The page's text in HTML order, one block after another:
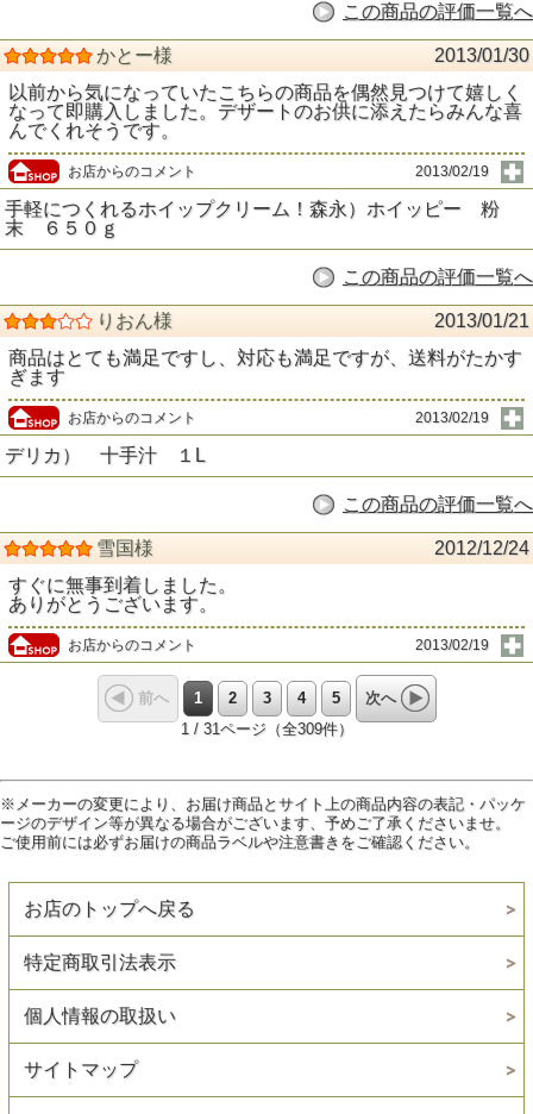
この商品の評価一覧へ
かとー様
2013/01/30
以前から気になっていたこちらの商品を偶然見つけて嬉しく
なって即購入しました。デザートのお供に添えたらみんな喜
んでくれそうです。
お店からのコメント 2013/02/19
手軽につくれるホイップクリーム！森永）ホイッピー 粉
末 ６５０ｇ
この商品の評価一覧へ
りおん様
2013/01/21
商品はとても満足ですし、対応も満足ですが、送料がたかす
ぎます
お店からのコメント 2013/02/19
デリカ） 十手汁 １L
この商品の評価一覧へ
雪国様
2012/12/24
すぐに無事到着しました。
ありがとうございます。
お店からのコメント 2013/02/19
前へ 1 2 3 4 5
次へ
1 / 31ページ（全309件）
※メーカーの変更により、お届け商品とサイト上の商品内容の表記・パッケ
ージのデザイン等が異なる場合がございます、予めご了承くださいませ。
ご使用前には必ずお届けの商品ラベルや注意書きをご確認ください。
お店のトップへ戻る
特定商取引法表示
個人情報の取扱い
サイトマップ